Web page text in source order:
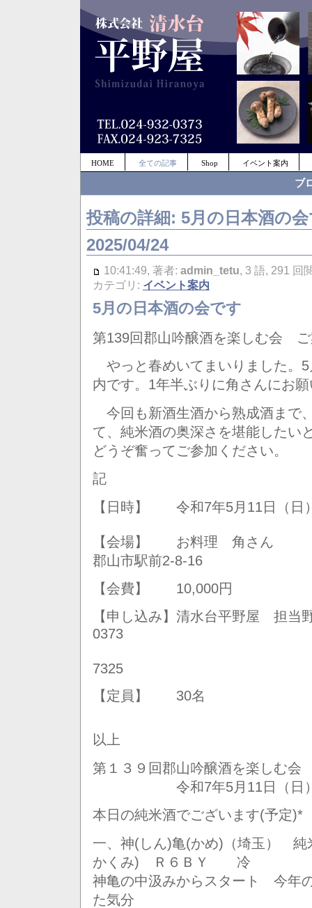
HOME 全ての記事 Shop イベント案内
ブ
投稿の詳細: 5月の日本酒の
2025/04/24
10:41:49, 著者: admin_tetu , 3 語, 291
カテゴリ: イベント案内
5月の日本酒の会です
第139回郡山吟醸酒を楽しむ会
やっと春めいてまいりました。
内です。1年半ぶりに角さんにお
今回も新酒生酒から熟成酒まで
て、純米酒の奥深さを堪能したい
どうぞ奮ってご参加ください。
記
【日時】 令和7年5月11日（日
【会場】 お料理 角さん
郡山市駅前2-8-16
【会費】 10,000円
【申し込み】清水台平野屋 担
0373
7325
【定員】 30名
以上
第１３９回郡山吟醸酒を楽しむ会
令和7年5月11日（日）
本日の純米酒でございます(予定
一、神(しん)亀(かめ)（埼玉）
かくみ) Ｒ６ＢＹ 冷
神亀の中汲みからスタート 今年
た気分